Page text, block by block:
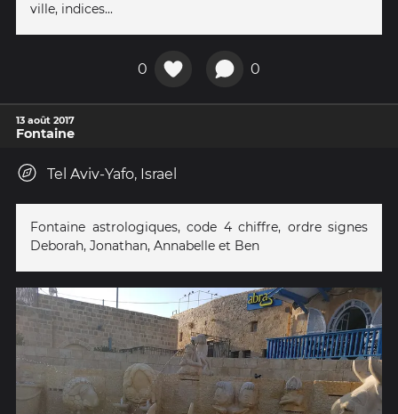
ville, indices...
0 0
13 août 2017
Fontaine
Tel Aviv-Yafo, Israel
Fontaine astrologiques, code 4 chiffre, ordre signes
Deborah, Jonathan, Annabelle et Ben